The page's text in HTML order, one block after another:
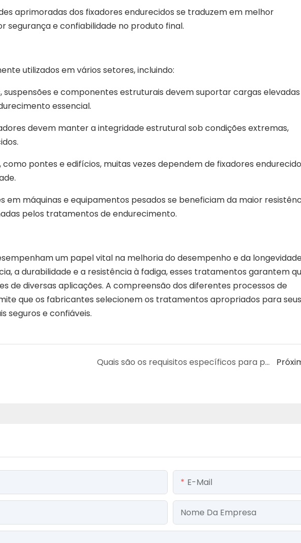
aprimoradas dos fixadores endurecidos se traduzem em melhor
segurança e confiabilidade no produto final.
utilizados em vários setores, incluindo:
suspensões e componentes estruturais devem suportar cargas
essencial.
devem manter a integridade estrutural sob condições extremas,
como pontes e edifícios, muitas vezes dependem de fixadores
em máquinas e equipamentos pesados ​​se beneficiam da maior
pelos tratamentos de endurecimento.
um papel vital na melhoria do desempenho e da
a durabilidade e a resistência à fadiga, esses tratamentos garantem
de diversas aplicações. A compreensão dos diferentes processos de
que os fabricantes selecionem os tratamentos apropriados para seus
seguros e confiáveis.
Quais são os requisitos específicos para parafusos de aeronaves em termos de resistência e durabilidade?
E-Mail
Nome Da Empresa